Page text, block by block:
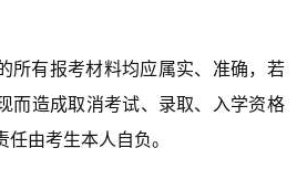
所有报考材料均应属实、准确，若
而造成取消考试、录取、入学资格
由考生本人自负。